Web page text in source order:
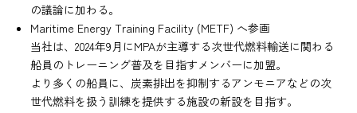
の議論に加わる。
Maritime Energy Training Facility (METF) へ参画
当社は、2024年9月にMPAが主導する次世代燃料輸送に関わる
船員のトレーニング普及を目指すメンバーに加盟。
より多くの船員に、炭素排出を抑制するアンモニアなどの次
世代燃料を扱う訓練を提供する施設の新設を目指す。